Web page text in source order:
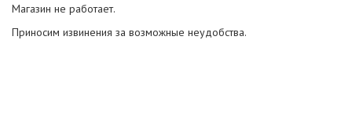
Магазин не работает.
Приносим извинения за возможные неудобства.